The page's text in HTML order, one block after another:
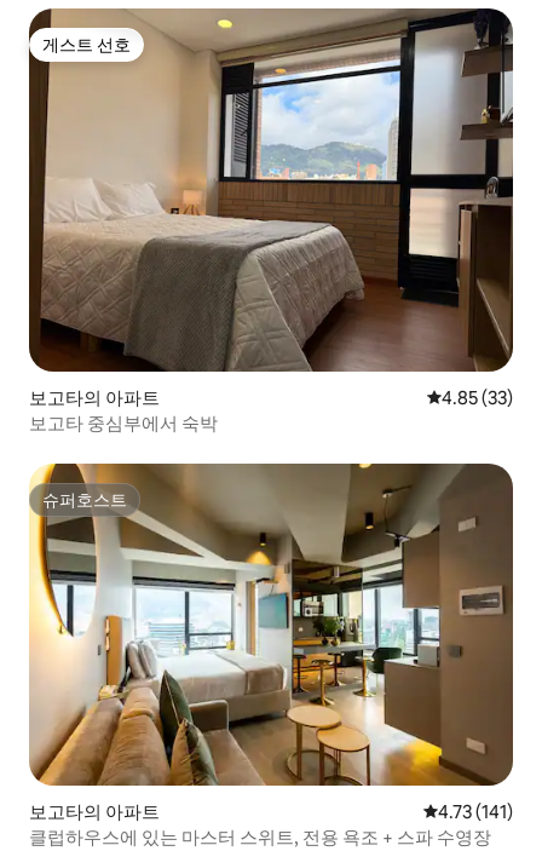
게스트 선호
게스트 선호
보고타의 아파트 평점 4.85점(5
4.85 (33)
보고타 중심부에서 숙박
슈퍼호스트
슈퍼호스트
보고타의 아파트 평점 4.73점(5
4.73 (141)
클럽하우스에 있는 마스터 스위트, 전용 욕조 + 스파 수영장